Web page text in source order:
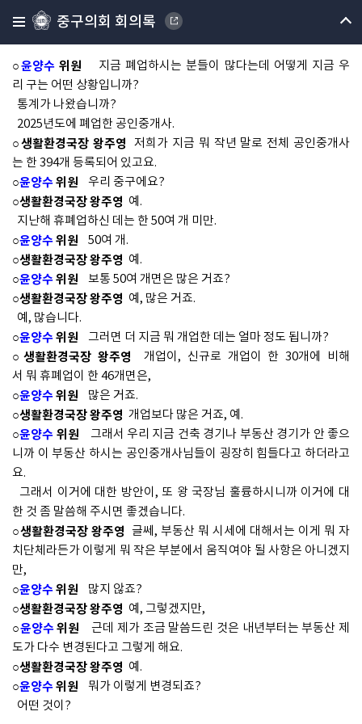
중구의회 회의록
윤양수
사 지금 토지정보과에서 관리하고 있죠?
○생활환경국장 왕주영예, 맞습니다.
○윤양수 위원 지금 폐업하시는 분들이 많다는데 어떻게 지금 우
리 구는 어떤 상황입니까?
통계가 나왔습니까?
2025년도에 폐업한 공인중개사.
○생활환경국장 왕주영 저희가 지금 뭐 작년 말로 전체 공인중개사
는 한 394개 등록되어 있고요.
○윤양수위원 우리 중구에요?
○생활환경국장 왕주영 예.
지난해 휴폐업하신 데는 한 50여 개 미만.
○윤양수위원 50여 개.
○생활환경국장 왕주영 예.
○윤양수위원 보통 50여 개면은 많은 거죠?
○생활환경국장 왕주영 예, 많은 거죠.
예, 많습니다.
○윤양수위원 그러면 더 지금 뭐 개업한 데는 얼마 정도 됩니까?
○생활환경국장 왕주영 개업이, 신규로 개업이 한 30개에 비해
서 뭐 휴폐업이 한 46개면은,
○윤양수위원 많은 거죠.
○생활환경국장 왕주영 개업보다 많은 거죠, 예.
○윤양수 위원 그래서 우리 지금 건축 경기나 부동산 경기가 안 좋으
니까 이 부동산 하시는 공인중개사님들이 굉장히 힘들다고 하더라고
요.
그래서 이거에 대한 방안이, 또 왕 국장님 훌륭하시니까 이거에 대
한 것 좀 말씀해 주시면 좋겠습니다.
○생활환경국장 왕주영 글쎄, 부동산 뭐 시세에 대해서는 이게 뭐 자
치단체라든가 이렇게 뭐 작은 부분에서 움직여야 될 사항은 아니겠지
만,
○윤양수위원 많지 않죠?
○생활환경국장 왕주영 예, 그렇겠지만,
○윤양수위원 근데 제가 조금 말씀드린 것은 내년부터는 부동산 제
도가 다수 변경된다고 그렇게 해요.
○생활환경국장 왕주영 예.
○윤양수위원 뭐가 이렇게 변경되죠?
어떤 것이?